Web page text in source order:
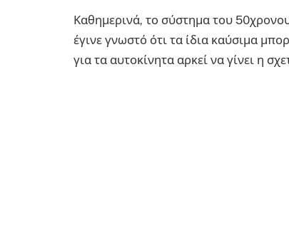
Καθημερινά, το σύστημα του
έγινε γνωστό ότι τα ίδια καύσιμα
για τα αυτοκίνητα αρκεί να γίνει η